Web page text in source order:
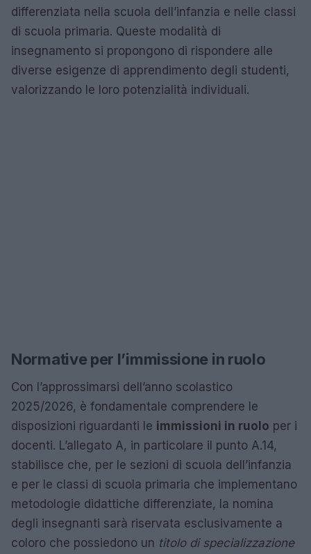
differenziata nella scuola dell’infanzia e nelle classi
di scuola primaria. Queste modalità di
insegnamento si propongono di rispondere alle
diverse esigenze di apprendimento degli studenti,
valorizzando le loro potenzialità individuali.
Normative per l’immissione in ruolo
Con l’approssimarsi dell’anno scolastico
2025/2026, è fondamentale comprendere le
disposizioni riguardanti le immissioni in ruolo per i
docenti. L’allegato A, in particolare il punto A.14,
stabilisce che, per le sezioni di scuola dell’infanzia
e per le classi di scuola primaria che implementano
metodologie didattiche differenziate, la nomina
degli insegnanti sarà riservata esclusivamente a
coloro che possiedono un titolo di specializzazione